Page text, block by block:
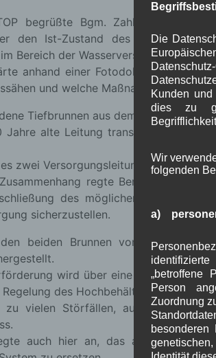
begrüßte Bgm. Zahler den
den Ist-Zustand des Wallgauer
Bereich der Wasserversorgung
anhand einer Fotodokumentation,
und welche Maßnahmen aus
Tiefbrunnen aus dem Jahr 1981 hat
Jahre alte Leitung transportiert das
zwei Versorgungsleitungen, wobei
regte Berwein an, eine
des möglichen neuen
sicherzustellen.
beiden Brunnen von Wallgau
wird über eine SPS-
des Hochbehälters verbunden
vielen Störfällen, auf die der
auch hier an, das analoge
Die
Kunden
dies zu
Wir
folgenden
a)
„betroffene
Person
Zuordnung
besonderen